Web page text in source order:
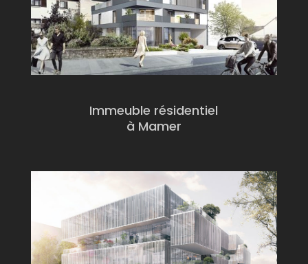
Immeuble résidentiel
à Mamer